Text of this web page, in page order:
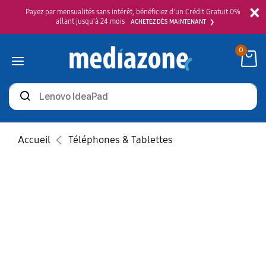
×
Payez par mensualités sans intérêt, bénéficiez d'un Crédit Gratuit 0%
allant jusqu'à 24 mois
ACHETEZ DÈS MAINTENANT
Rechercher
des
produits
0
Accueil Téléphones & Tablettes